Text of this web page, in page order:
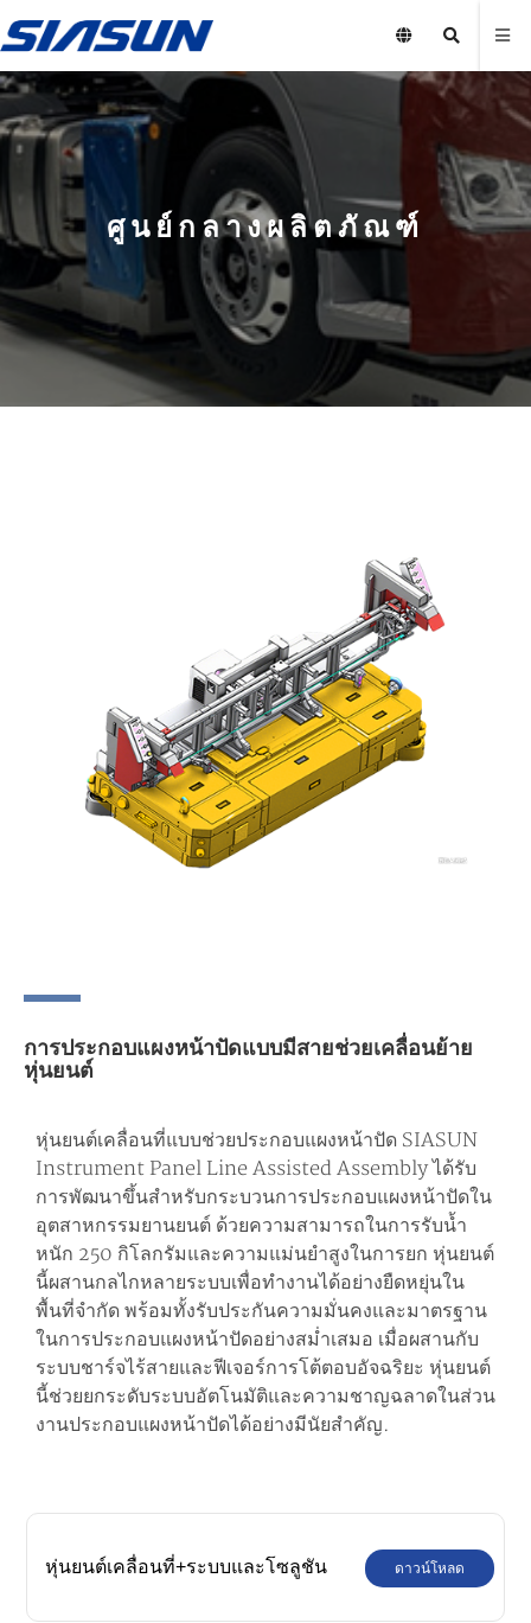
ศูนย์กลางผลิตภัณฑ์
การประกอบแผงหน้าปัดแบบมีสายช่วยเคลื่อนย้าย
หุ่นยนต์
หุ่นยนต์เคลื่อนที่แบบช่วยประกอบแผงหน้าปัด SIASUN
Instrument Panel Line Assisted Assembly ได้รับ
การพัฒนาขึ้นสำหรับกระบวนการประกอบแผงหน้าปัดใน
อุตสาหกรรมยานยนต์ ด้วยความสามารถในการรับน้ำ
หนัก 250 กิโลกรัมและความแม่นยำสูงในการยก หุ่นยนต์
นี้ผสานกลไกหลายระบบเพื่อทำงานได้อย่างยืดหยุ่นใน
พื้นที่จำกัด พร้อมทั้งรับประกันความมั่นคงและมาตรฐาน
ในการประกอบแผงหน้าปัดอย่างสม่ำเสมอ เมื่อผสานกับ
ระบบชาร์จไร้สายและฟีเจอร์การโต้ตอบอัจฉริยะ หุ่นยนต์
นี้ช่วยยกระดับระบบอัตโนมัติและความชาญฉลาดในส่วน
งานประกอบแผงหน้าปัดได้อย่างมีนัยสำคัญ.
หุ่นยนต์เคลื่อนที่+ระบบและโซลูชัน ดาวน์โหลด